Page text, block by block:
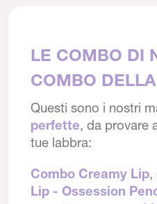
LE COMBO DI
COMBO
Questi sono i nostri
perfette, da provare
tue labbra:
Combo Creamy Lip,
Lip - Ossession